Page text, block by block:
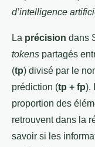
d’intelligence
La précision dans
tokens partagés
(tp) divisé par le
prédiction (tp + fp).
proportion des
retrouvent dans la
savoir si les